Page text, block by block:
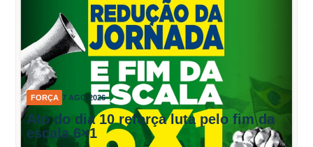
FORÇA 7 AGO 2026
Ato do dia 10 reforça luta pelo fim da
escala 6×1